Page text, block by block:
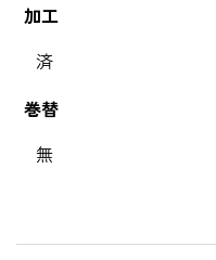
加工
済
巻替
無